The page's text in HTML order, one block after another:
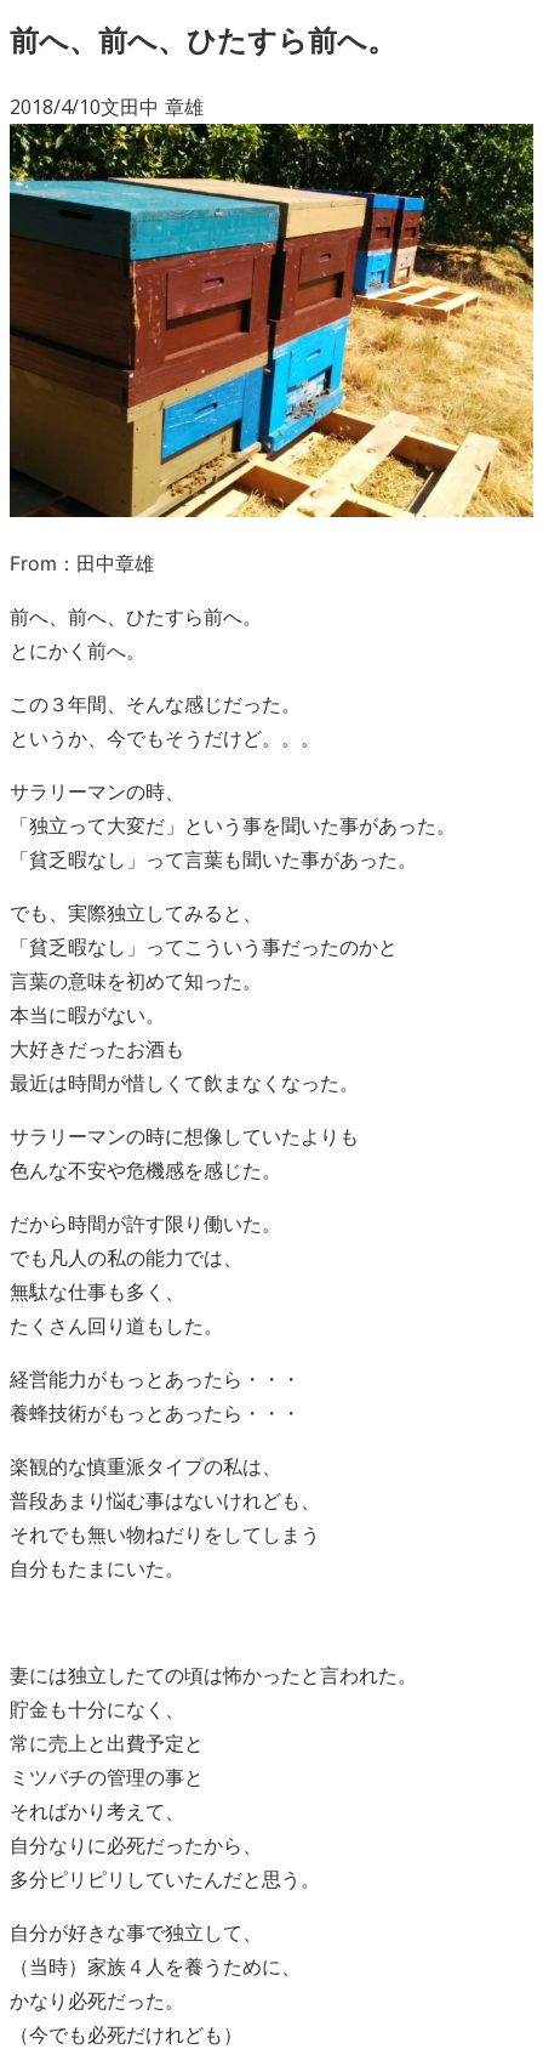
前へ、前へ、ひたすら前へ。
2018/4/10文田中 章雄
From：田中章雄
前へ、前へ、ひたすら前へ。
とにかく前へ。
この３年間、そんな感じだった。
というか、今でもそうだけど。。。
サラリーマンの時、
「独立って大変だ」という事を聞いた事があった。
「貧乏暇なし」って言葉も聞いた事があった。
でも、実際独立してみると、
「貧乏暇なし」ってこういう事だったのかと
言葉の意味を初めて知った。
本当に暇がない。
大好きだったお酒も
最近は時間が惜しくて飲まなくなった。
サラリーマンの時に想像していたよりも
色んな不安や危機感を感じた。
だから時間が許す限り働いた。
でも凡人の私の能力では、
無駄な仕事も多く、
たくさん回り道もした。
経営能力がもっとあったら・・・
養蜂技術がもっとあったら・・・
楽観的な慎重派タイプの私は、
普段あまり悩む事はないけれども、
それでも無い物ねだりをしてしまう
自分もたまにいた。
妻には独立したての頃は怖かったと言われた。
貯金も十分になく、
常に売上と出費予定と
ミツバチの管理の事と
そればかり考えて、
自分なりに必死だったから、
多分ピリピリしていたんだと思う。
自分が好きな事で独立して、
（当時）家族４人を養うために、
かなり必死だった。
（今でも必死だけれども）